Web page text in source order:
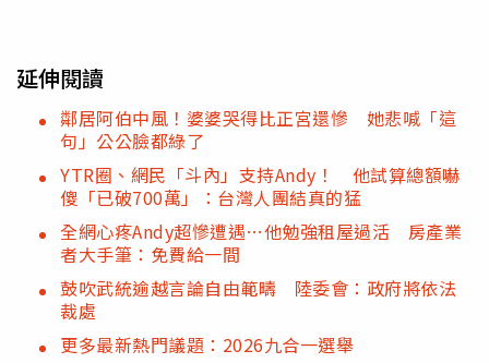
延伸閱讀
鄰居阿伯中風！婆婆哭得比正宮還慘 她悲喊「這
句」公公臉都綠了
YTR圈、網民「斗內」支持Andy！ 他試算總額嚇
傻「已破700萬」：台灣人團結真的猛
全網心疼Andy超慘遭遇…他勉強租屋過活 房產業
者大手筆：免費給一間
鼓吹武統逾越言論自由範疇 陸委會：政府將依法
裁處
更多最新熱門議題：2026九合一選舉